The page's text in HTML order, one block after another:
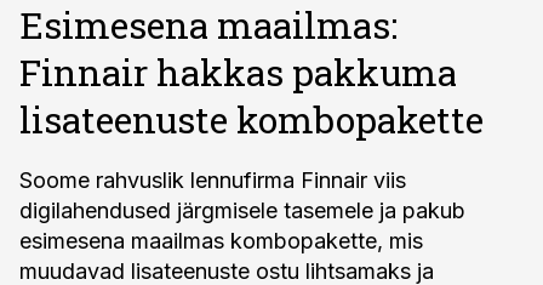
Esimesena maailmas:
Finnair hakkas pakkuma
lisateenuste kombopakette
Soome rahvuslik lennufirma Finnair viis
digilahendused järgmisele tasemele ja pakub
esimesena maailmas kombopakette, mis
muudavad lisateenuste ostu lihtsamaks ja